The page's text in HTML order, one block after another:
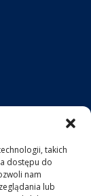
takich
dostępu do
nam
lub